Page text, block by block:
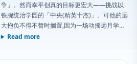
争」。然而幸平创真的目标更宏大——挑战以
铁腕统治学园的「中央(精英十杰)」。可他的远
大抱负不得不暂时搁置,因为一场动摇远月学园
根基的阴谋正在悄然展开。
Read more